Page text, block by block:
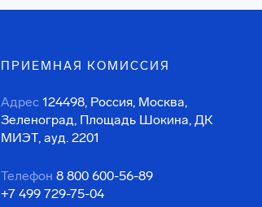
ПРИЕМНАЯ КОМИССИЯ
Адрес 124498, Россия, Москва,
Зеленоград, Площадь Шокина, ДК
МИЭТ, ауд. 2201
Телефон 8 800 600-56-89
+7 499 729-75-04